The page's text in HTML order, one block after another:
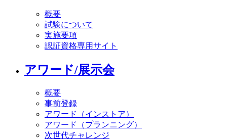
概要
試験について
実施要項
認証資格専用サイト
アワード/展示会
概要
事前登録
アワード（インストア）
アワード（プランニング）
次世代チャレンジ